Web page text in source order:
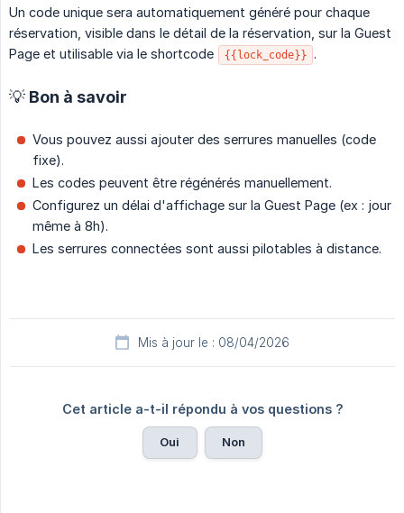
Un code unique sera automatiquement généré pour chaque
réservation, visible dans le détail de la réservation, sur la Guest
Page et utilisable via le shortcode
{{lock_code}} .
💡 Bon à savoir
Vous pouvez aussi ajouter des serrures manuelles (code
fixe).
Les codes peuvent être régénérés manuellement.
Configurez un délai d'affichage sur la Guest Page (ex : jour
même à 8h).
Les serrures connectées sont aussi pilotables à distance.
Mis à jour le : 08/04/2026
Cet article a-t-il répondu à vos questions ?
Oui Non